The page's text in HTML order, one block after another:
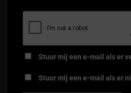
Stuur mij een e-mail als er
Stuur mij een e-mail als er